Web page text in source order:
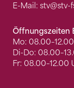
E-Mail: stv@stv-
Öffnungszeiten
Mo:
Di-Do:
Fr: 08.00–12.00